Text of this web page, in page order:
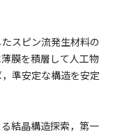
スピン流発生材料の
膜を積層して人工物
準安定な構造を安定
結晶構造探索，第一